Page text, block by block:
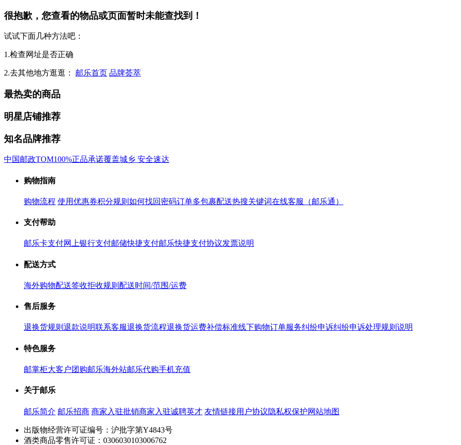
很抱歉，您查看的物品或页面暂时未能查找到！
试试下面几种方法吧：
1.检查网址是否正确
2.去其他地方逛逛： 邮乐首页 品牌荟萃
最热卖的商品
明星店铺推荐
知名品牌推荐
中国邮政TOM100%正品承诺覆盖城乡 安全速达
购物指南
购物流程 使用优惠券积分规则 如何找回密码订单多包裹配送热搜关键词在线客服（邮乐通）
支付帮助
邮乐卡支付网上银行支付邮储快捷支付邮乐快捷支付协议发票说明
配送方式
海外购物配送签收拒收规则 配送时间/范围/运费
售后服务
退换货规则 退款说明联系客服退换货流程退换货运费补偿标准线下购物订单服务纠纷申诉纠纷申诉处理规则说明
特色服务
邮掌柜大客户团购邮乐海外站邮乐代购手机充值
关于邮乐
邮乐简介 邮乐招商 商家入驻批销商家入驻诚聘英才 友情链接用户协议隐私权保护网站地图
出版物经营许可证编号：沪批字第Y4843号
酒类商品零售许可证：0306030103006762